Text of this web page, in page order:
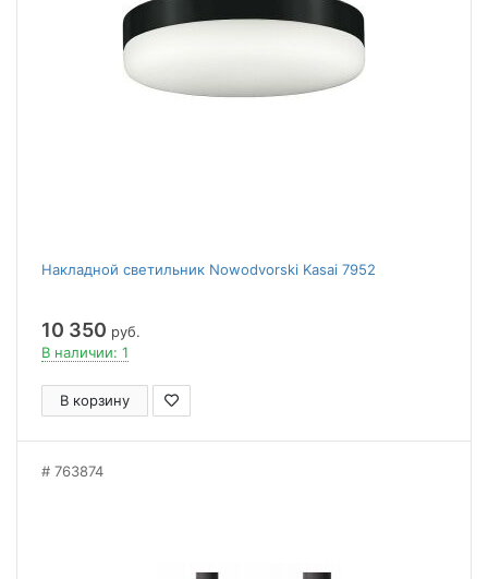
Накладной светильник Nowodvorski Kasai 7952
10 350 руб.
В наличии: 1
В корзину
763874